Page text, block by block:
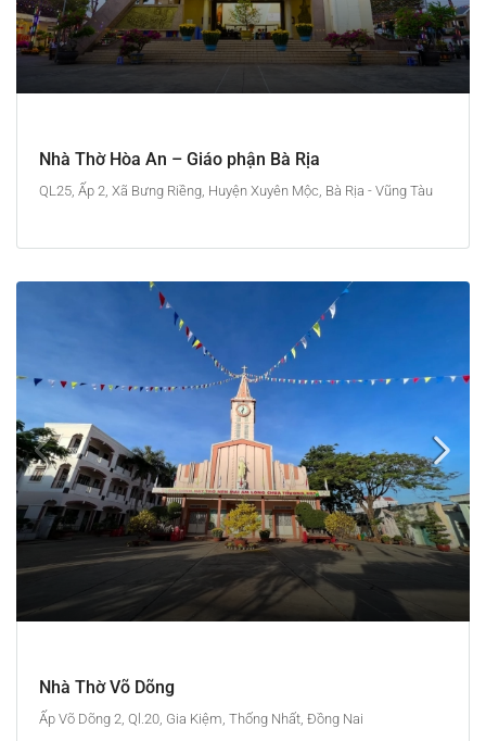
Nhà Thờ Hòa An – Giáo phận Bà Rịa
QL25, Ấp 2, Xã Bưng Riềng, Huyện Xuyên Mộc, Bà Rịa - Vũng Tàu
Nhà Thờ Võ Dõng
Ấp Võ Dõng 2, Ql.20, Gia Kiệm, Thống Nhất, Đồng Nai